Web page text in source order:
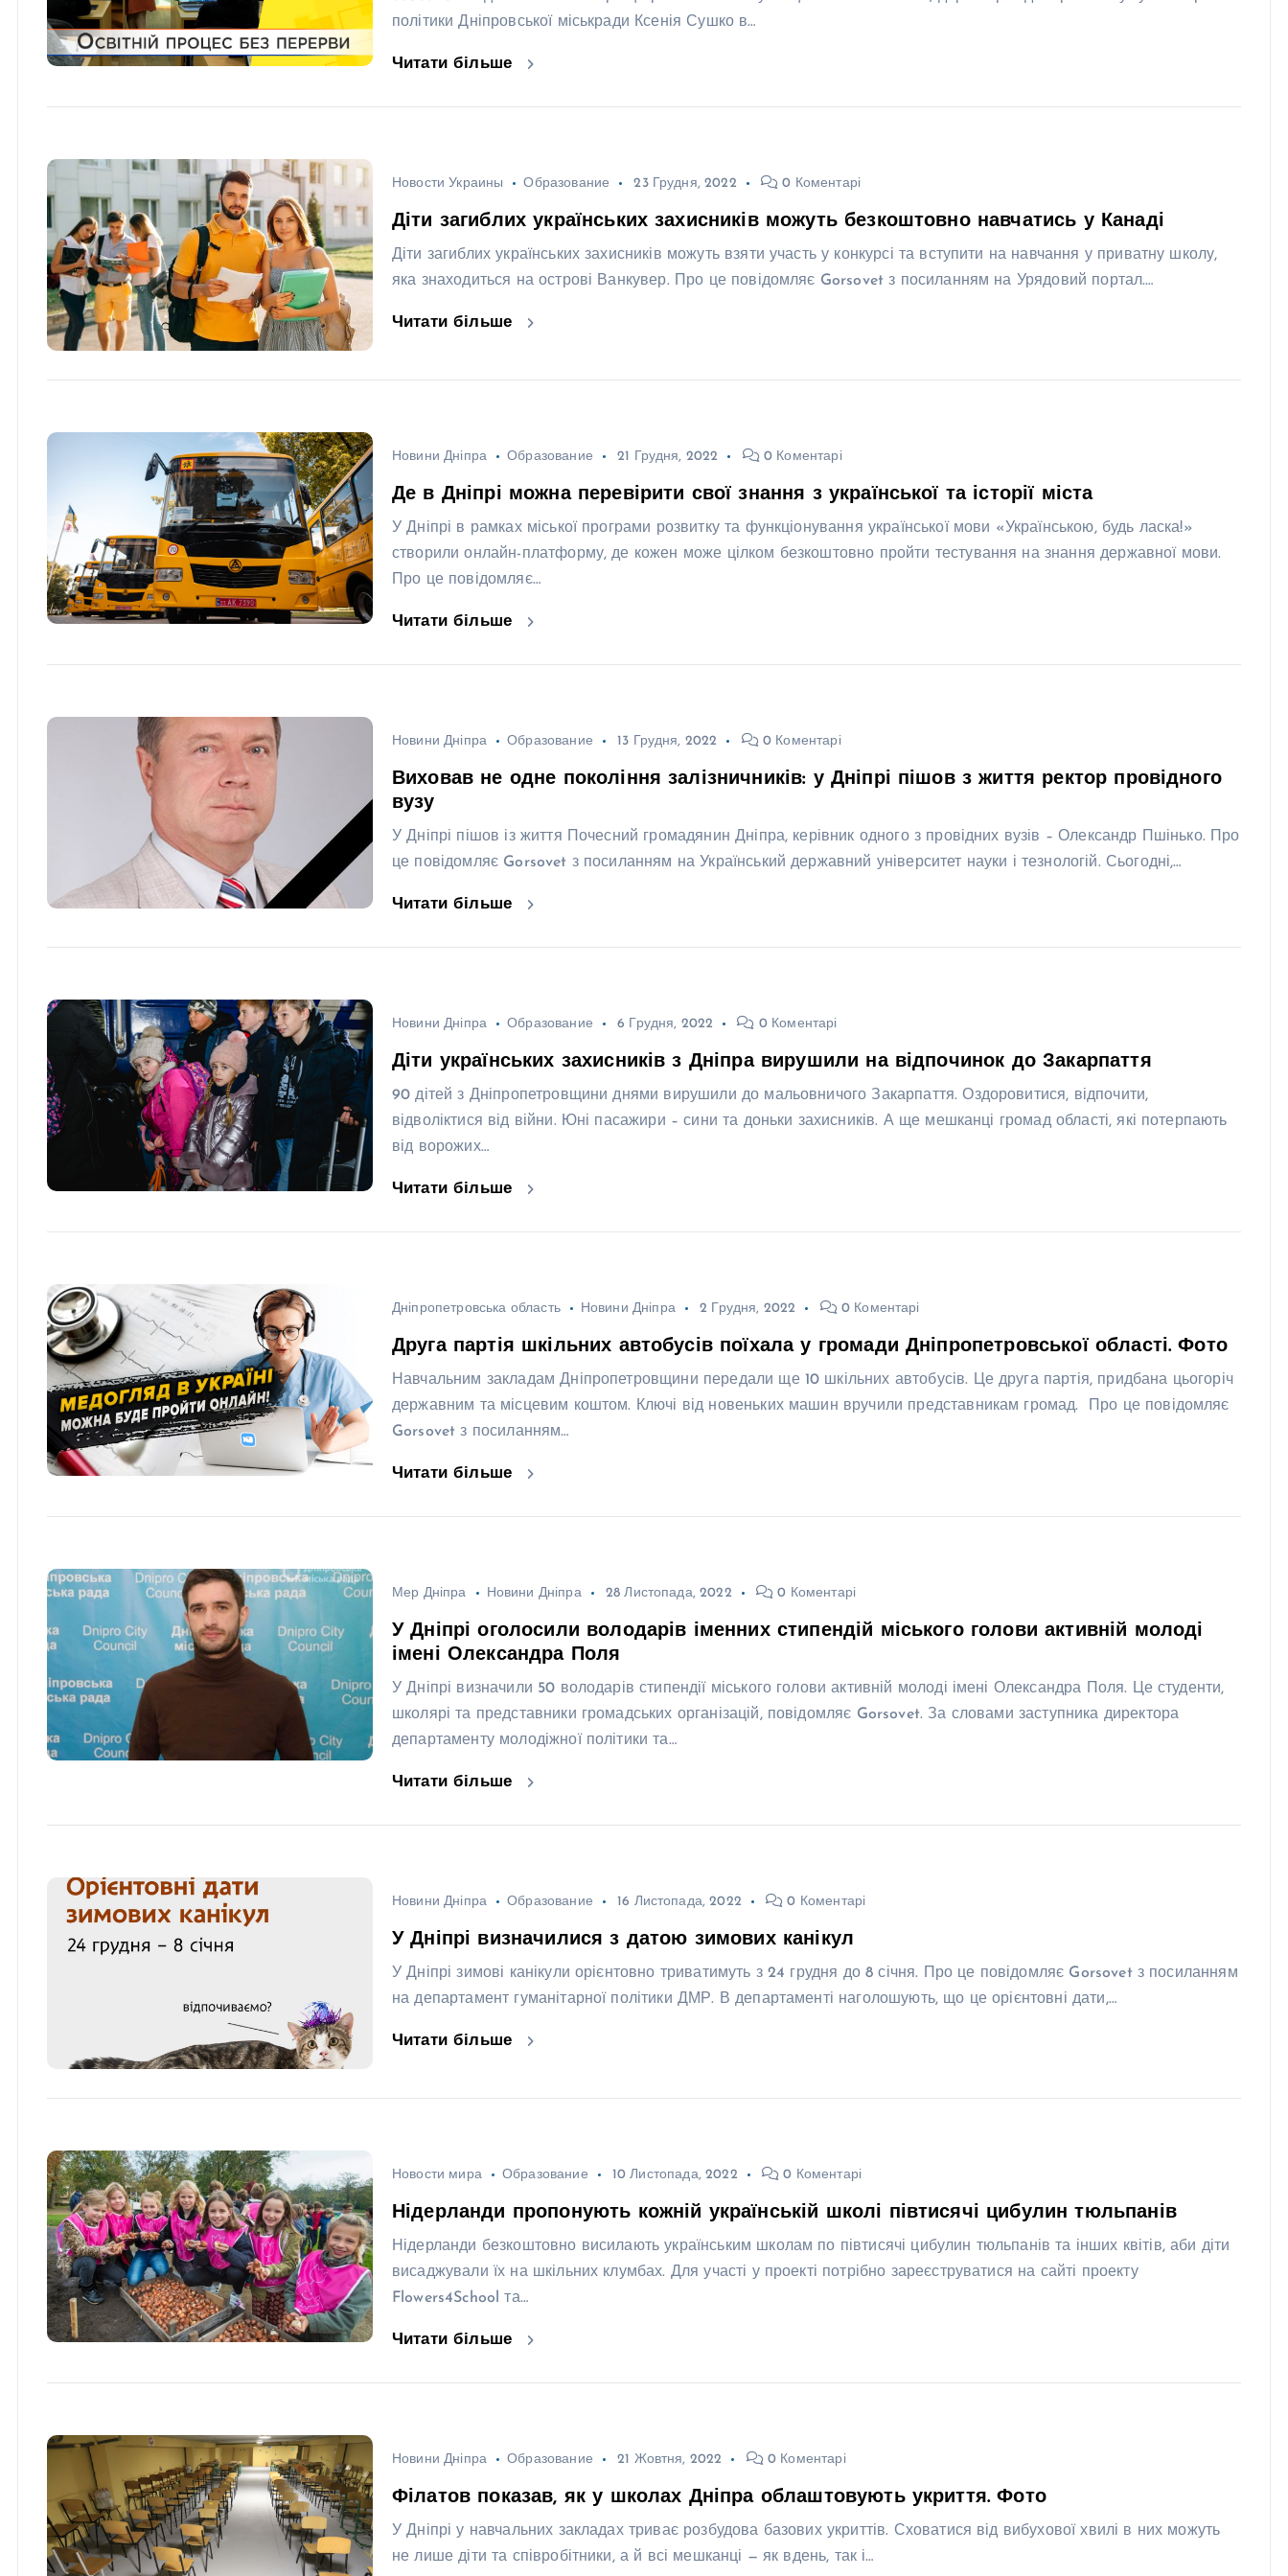
політики Дніпровської міськради Ксенія Сушко в…
Читати більше
Новости Украины Образование 23 Грудня, 2022 0 Коментарі
Діти загиблих українських захисників можуть безкоштовно навчатись у Канаді
Діти загиблих українських захисників можуть взяти участь у конкурсі та вступити на навчання у приватну школу,
яка знаходиться на острові Ванкувер. Про це повідомляє Gorsovet з посиланням на Урядовий портал.…
Читати більше
Новини Дніпра Образование 21 Грудня, 2022 0 Коментарі
Де в Дніпрі можна перевірити свої знання з української та історії міста
У Дніпрі в рамках міської програми розвитку та функціонування української мови «Українською, будь ласка!»
створили онлайн-платформу, де кожен може цілком безкоштовно пройти тестування на знання державної мови.
Про це повідомляє…
Читати більше
Новини Дніпра Образование 13 Грудня, 2022 0 Коментарі
Виховав не одне покоління залізничників: у Дніпрі пішов з життя ректор провідного
вузу
У Дніпрі пішов із життя Почесний громадянин Дніпра, керівник одного з провідних вузів – Олександр Пшінько. Про
це повідомляє Gorsovet з посиланням на Український державний університет науки і тезнологій. Сьогодні,…
Читати більше
Новини Дніпра Образование 6 Грудня, 2022 0 Коментарі
Діти українських захисників з Дніпра вирушили на відпочинок до Закарпаття
90 дітей з Дніпропетровщини днями вирушили до мальовничого Закарпаття. Оздоровитися, відпочити,
відволіктися від війни. Юні пасажири – сини та доньки захисників. А ще мешканці громад області, які потерпають
від ворожих…
Читати більше
Дніпропетровська область Новини Дніпра 2 Грудня, 2022 0 Коментарі
Друга партія шкільних автобусів поїхала у громади Дніпропетровської області. Фото
Навчальним закладам Дніпропетровщини передали ще 10 шкільних автобусів. Це друга партія, придбана цьогоріч
державним та місцевим коштом. Ключі від новеньких машин вручили представникам громад. Про це повідомляє
Gorsovet з посиланням…
Читати більше
Мер Дніпра Новини Дніпра 28 Листопада, 2022 0 Коментарі
У Дніпрі оголосили володарів іменних стипендій міського голови активній молоді
імені Олександра Поля
У Дніпрі визначили 50 володарів стипендії міського голови активній молоді імені Олександра Поля. Це студенти,
школярі та представники громадських організацій, повідомляє Gorsovet. За словами заступника директора
департаменту молодіжної політики та…
Читати більше
Новини Дніпра Образование 16 Листопада, 2022 0 Коментарі
У Дніпрі визначилися з датою зимових канікул
У Дніпрі зимові канікули орієнтовно триватимуть з 24 грудня до 8 січня. Про це повідомляє Gorsovet з посиланням
на департамент гуманітарної політики ДМР. В департаменті наголошують, що це орієнтовні дати,…
Читати більше
Новости мира Образование 10 Листопада, 2022 0 Коментарі
Нідерланди пропонують кожній українській школі півтисячі цибулин тюльпанів
Нідерланди безкоштовно висилають українським школам по півтисячі цибулин тюльпанів та інших квітів, аби діти
висаджували їх на шкільних клумбах. Для участі у проекті потрібно зареєструватися на сайті проекту
Flowers4School та…
Читати більше
Новини Дніпра Образование 21 Жовтня, 2022 0 Коментарі
Філатов показав, як у школах Дніпра облаштовують укриття. Фото
У Дніпрі у навчальних закладах триває розбудова базових укриттів. Сховатися від вибухової хвилі в них можуть
не лише діти та співробітники, а й всі мешканці — як вдень, так і…